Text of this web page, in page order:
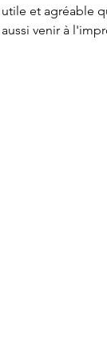
et agréable
venir à